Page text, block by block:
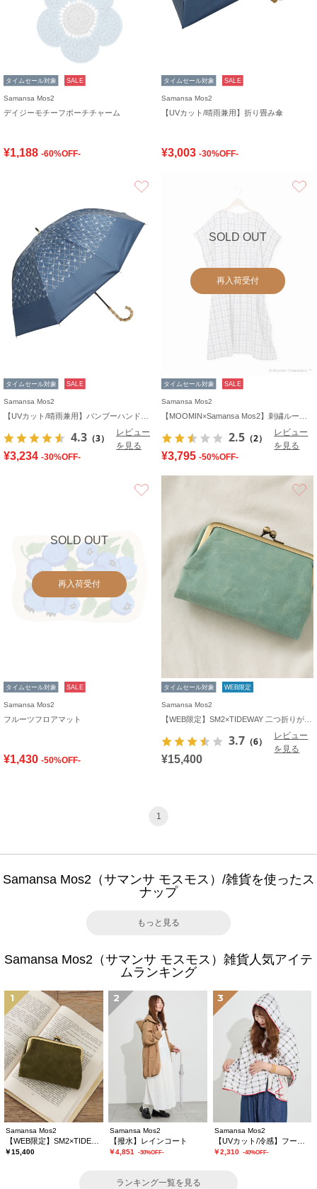
タイムセール対象 SALE
Samansa Mos2
デイジーモチーフポーチチャーム
¥1,188 -60%OFF-
タイムセール対象 SALE
Samansa Mos2
【UVカット/晴雨兼用】折り畳み傘
¥3,003 -30%OFF-
タイムセール対象 SALE
Samansa Mos2
4.3 （3）
レビュー
を見る
¥3,234 -30%OFF-
SOLD OUT
再入荷受付
タイムセール対象 SALE
Samansa Mos2
2.5 （2）
レビュー
を見る
¥3,795 -50%OFF-
SOLD OUT
再入荷受付
タイムセール対象 SALE
Samansa Mos2
フルーツフロアマット
¥1,430 -50%OFF-
タイムセール対象 WEB限定
Samansa Mos2
3.7 （6）
レビュー
を見る
¥15,400
1
Samansa Mos2（サマンサ モスモス）/雑貨を使ったス
ナップ
もっと見る
Samansa Mos2（サマンサ モスモス）雑貨人気アイテ
ムランキング
1
Samansa Mos2
￥15,400
2
Samansa Mos2
【撥水】レインコート
￥4,851 -30%OFF-
3
Samansa Mos2
￥2,310 -40%OFF-
ランキング一覧を見る